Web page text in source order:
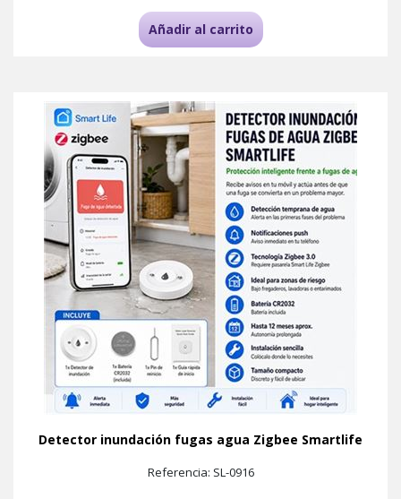
Añadir al carrito
Detector inundación fugas agua Zigbee Smartlife
Referencia: SL-0916